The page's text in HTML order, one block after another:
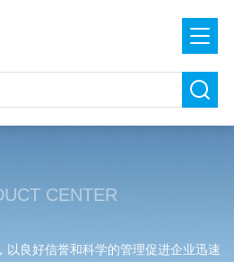
CENTER
以良好信誉和科学的管理促进企业迅速